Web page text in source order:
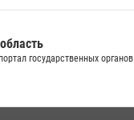
государственных органов